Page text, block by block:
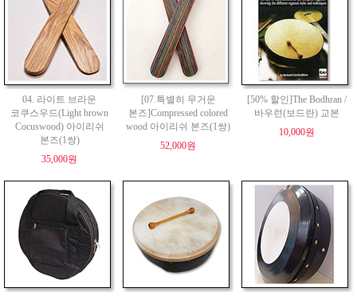
04. 라이트 브라운
코쿠스우드(Light brown
Cocuswood) 아이리쉬
본즈(1쌍)
35,000원
[07.특별히 무거운
본즈]Compressed colored
wood 아이리쉬 본즈(1쌍)
52,000원
[50% 할인]The Bodhran /
바우런(보드란) 교본
10,000원